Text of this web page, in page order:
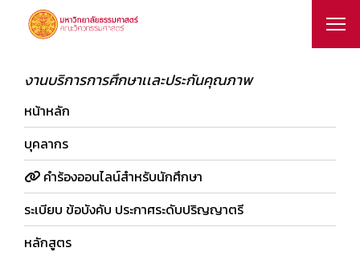
งานบริการการศึกษาเเละประกันคุณภาพ
หน้าหลัก
บุคลากร
คำร้องออนไลน์สำหรับนักศึกษา
ระเบียบ ข้อบังคับ ประกาศระดับปริญญาตรี
หลักสูตร